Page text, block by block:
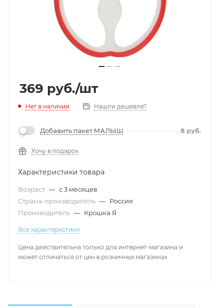
369 руб./шт
Нет в наличии Нашли дешевле?
Добавить пакет МАЛЫШ 8 руб.
Хочу в подарок
Характеристики товара
Возраст — с 3 месяцев
Страна-производитель — Россия
Производитель — Крошка Я
Все характеристики
Цена действительна только для интернет-магазина и
может отличаться от цен в розничных магазинах